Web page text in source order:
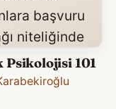
Psikolojisi 101